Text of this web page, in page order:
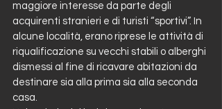
maggiore interesse da parte degli
acquirenti stranieri e di turisti “sportivi”. In
alcune località, erano riprese le attività di
riqualificazione su vecchi stabili o alberghi
dismessi al fine di ricavare abitazioni da
destinare sia alla prima sia alla seconda
casa.